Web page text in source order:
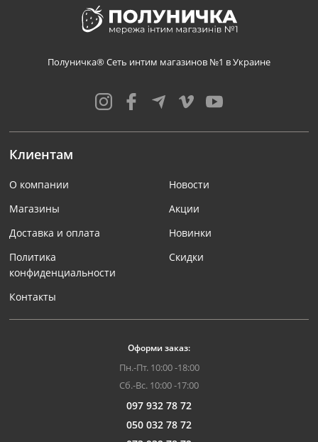
Полуничка® Сеть интим магазинов №1 в Украине
Клиентам
О компании
Магазины
Доставка и оплата
Политика
конфиденциальности
Контакты
Новости
Акции
Новинки
Скидки
Оформи заказ:
Пн.-Пт. 10:00 -18:00
Сб.-Вс. 10:00 -17:00
097 932 78 72
050 032 78 72